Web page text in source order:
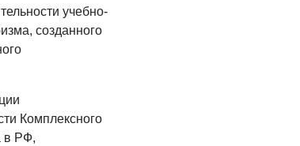
учебно-
созданного
Комплексного
в РФ,